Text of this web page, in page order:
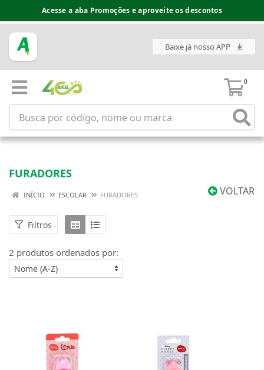
Acesse a aba Promoções e aproveite os descontos
Baixe já nosso APP
0
FURADORES
VOLTAR
INÍCIO ESCOLAR FURADORES
Filtros
2 produtos ordenados por: